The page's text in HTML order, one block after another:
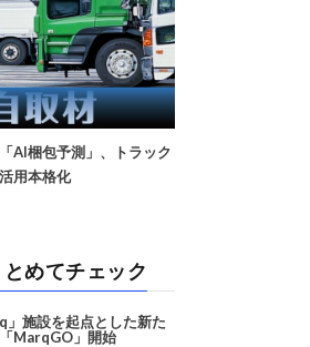
AI梱包予測」、トラック
用本格化
とめてチェック
施設を起点とした新た
MarqGO」開始